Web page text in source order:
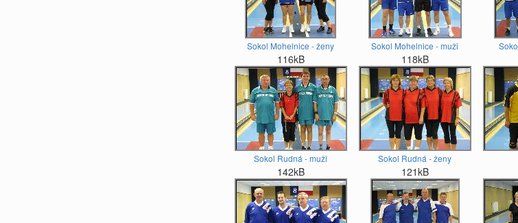
Sokol Mohelnice - ženy
116kB
Sokol Mohelnice - muži
118kB
Sokol Rudná - muži
142kB
Sokol Rudná - ženy
121kB